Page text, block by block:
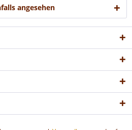
angesehen